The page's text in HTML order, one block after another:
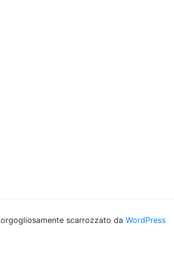
orgogliosamente scarrozzato da WordPress